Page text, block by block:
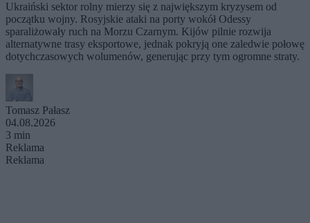
Ukraiński sektor rolny mierzy się z największym kryzysem od
początku wojny. Rosyjskie ataki na porty wokół Odessy
sparaliżowały ruch na Morzu Czarnym. Kijów pilnie rozwija
alternatywne trasy eksportowe, jednak pokryją one zaledwie połowę
dotychczasowych wolumenów, generując przy tym ogromne straty.
Tomasz Pałasz
04.08.2026
3 min
Reklama
Reklama